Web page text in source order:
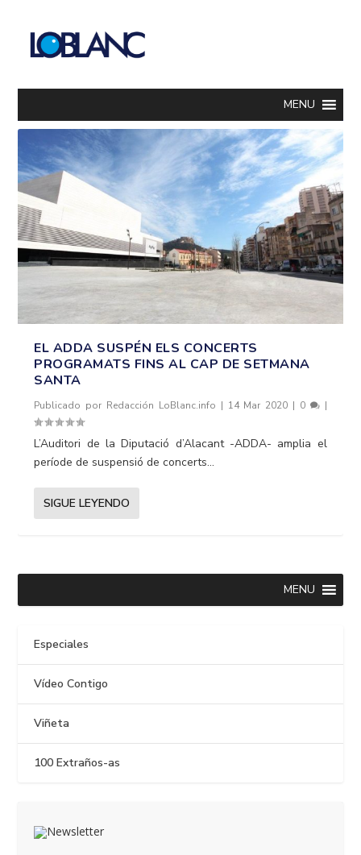
MENU
EL ADDA SUSPÉN ELS CONCERTS
PROGRAMATS FINS AL CAP DE SETMANA
SANTA
Publicado por Redacción LoBlanc.info | 14 Mar 2020 | 0 |
L’Auditori de la Diputació d’Alacant -ADDA- amplia el
període de suspensió de concerts...
SIGUE LEYENDO
MENU
Especiales
Vídeo Contigo
Viñeta
100 Extraños-as